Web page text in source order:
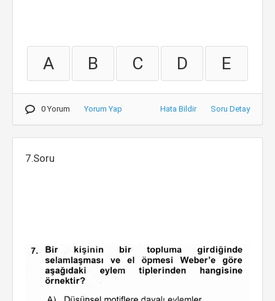
A B C D E
0 Yorum Yorum Yap Hata Bildir Soru Detay
7.Soru